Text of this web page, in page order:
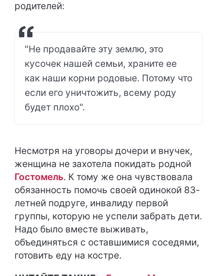
родителей:
"Не продавайте эту землю, это
кусочек нашей семьи, храните ее
как наши корни родовые. Потому что
если его уничтожить, всему роду
будет плохо".
Несмотря на уговоры дочери и внучек,
женщина не захотела покидать родной
Гостомель. К тому же она чувствовала
обязанность помочь своей одинокой 83-
летней подруге, инвалиду первой
группы, которую не успели забрать дети.
Надо было вместе выживать,
объединяться с оставшимися соседями,
готовить еду на костре.